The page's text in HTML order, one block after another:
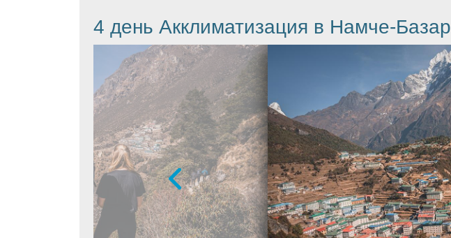
4 день Акклиматизация в Намче-Базар